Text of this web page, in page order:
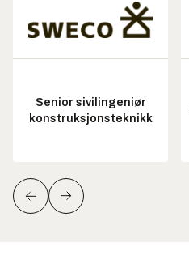
Senior sivilingeniør
konstruksjonsteknikk